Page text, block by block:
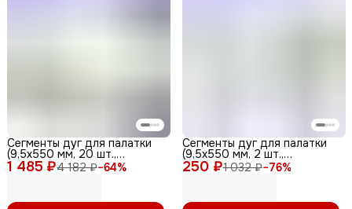
1 485 ₽4 182 ₽−64%
Сегменты дуг для палатки
(9,5х550 мм, 20 шт.,
фиберглас) 250 ₽1 032 ₽−76%
Сегменты дуг для палатки
(9,5х550 мм, 2 шт.,
фиберглас) + эластичный
шнур (5 метров)